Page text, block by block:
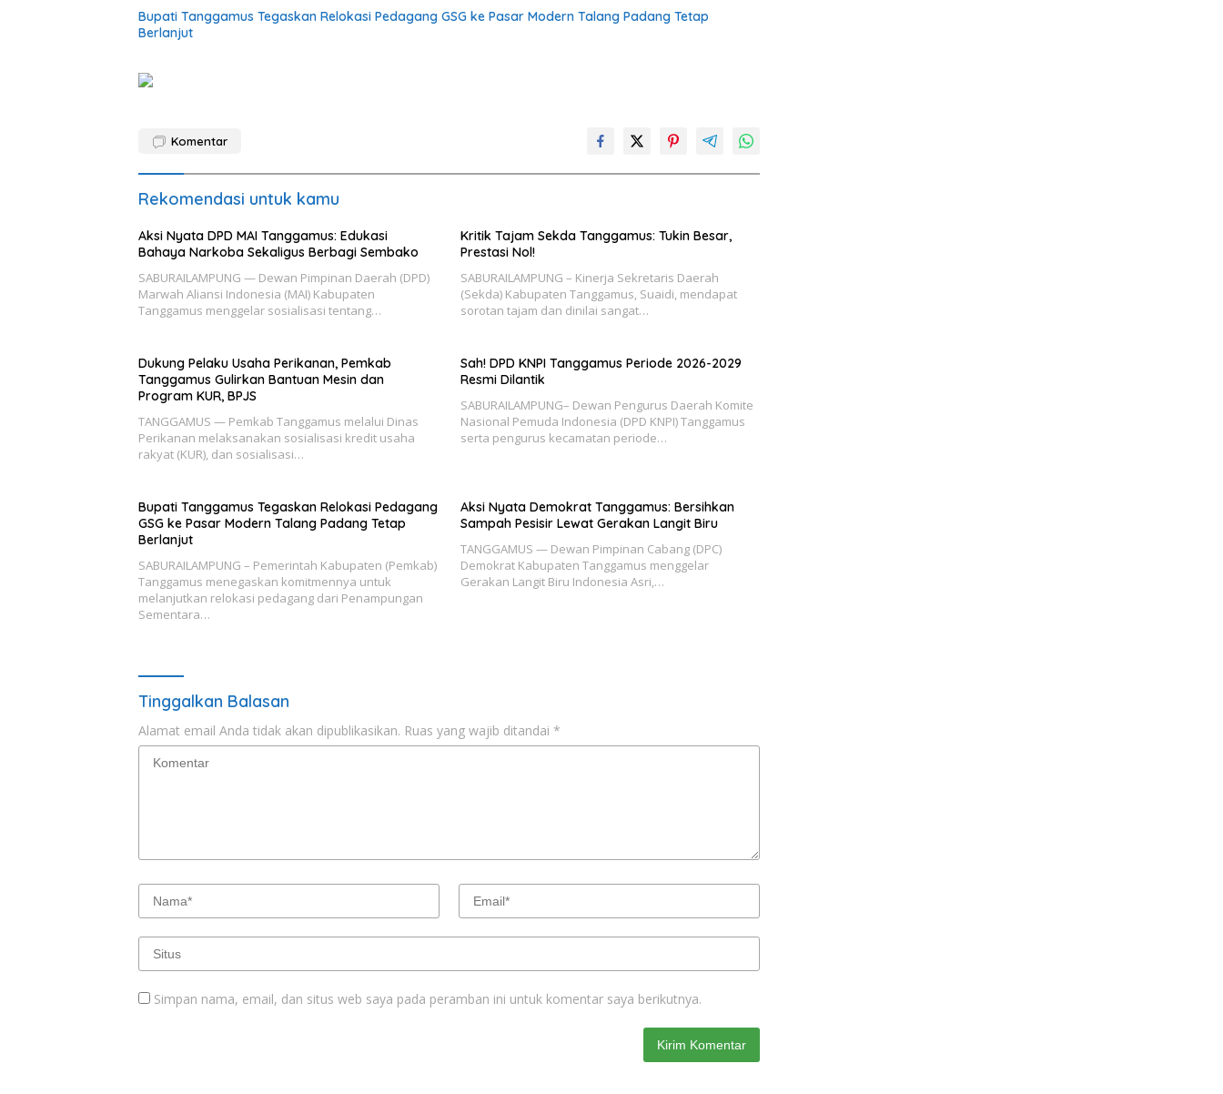
Bupati Tanggamus Tegaskan Relokasi Pedagang GSG ke Pasar Modern Talang Padang Tetap
Berlanjut
Komentar
Rekomendasi untuk kamu
Aksi Nyata DPD MAI Tanggamus: Edukasi
Bahaya Narkoba Sekaligus Berbagi Sembako
SABURAILAMPUNG — Dewan Pimpinan Daerah (DPD)
Marwah Aliansi Indonesia (MAI) Kabupaten
Tanggamus menggelar sosialisasi tentang…
Kritik Tajam Sekda Tanggamus: Tukin Besar,
Prestasi Nol!
SABURAILAMPUNG – Kinerja Sekretaris Daerah
(Sekda) Kabupaten Tanggamus, Suaidi, mendapat
sorotan tajam dan dinilai sangat…
Dukung Pelaku Usaha Perikanan, Pemkab
Tanggamus Gulirkan Bantuan Mesin dan
Program KUR, BPJS
TANGGAMUS — Pemkab Tanggamus melalui Dinas
Perikanan melaksanakan sosialisasi kredit usaha
rakyat (KUR), dan sosialisasi…
Sah! DPD KNPI Tanggamus Periode 2026-2029
Resmi Dilantik
SABURAILAMPUNG– Dewan Pengurus Daerah Komite
Nasional Pemuda Indonesia (DPD KNPI) Tanggamus
serta pengurus kecamatan periode…
Bupati Tanggamus Tegaskan Relokasi Pedagang
GSG ke Pasar Modern Talang Padang Tetap
Berlanjut
SABURAILAMPUNG – Pemerintah Kabupaten (Pemkab)
Tanggamus menegaskan komitmennya untuk
melanjutkan relokasi pedagang dari Penampungan
Sementara…
Aksi Nyata Demokrat Tanggamus: Bersihkan
Sampah Pesisir Lewat Gerakan Langit Biru
TANGGAMUS — Dewan Pimpinan Cabang (DPC)
Demokrat Kabupaten Tanggamus menggelar
Gerakan Langit Biru Indonesia Asri,…
Tinggalkan Balasan
Alamat email Anda tidak akan dipublikasikan. Ruas yang wajib ditandai *
Simpan nama, email, dan situs web saya pada peramban ini untuk komentar saya berikutnya.